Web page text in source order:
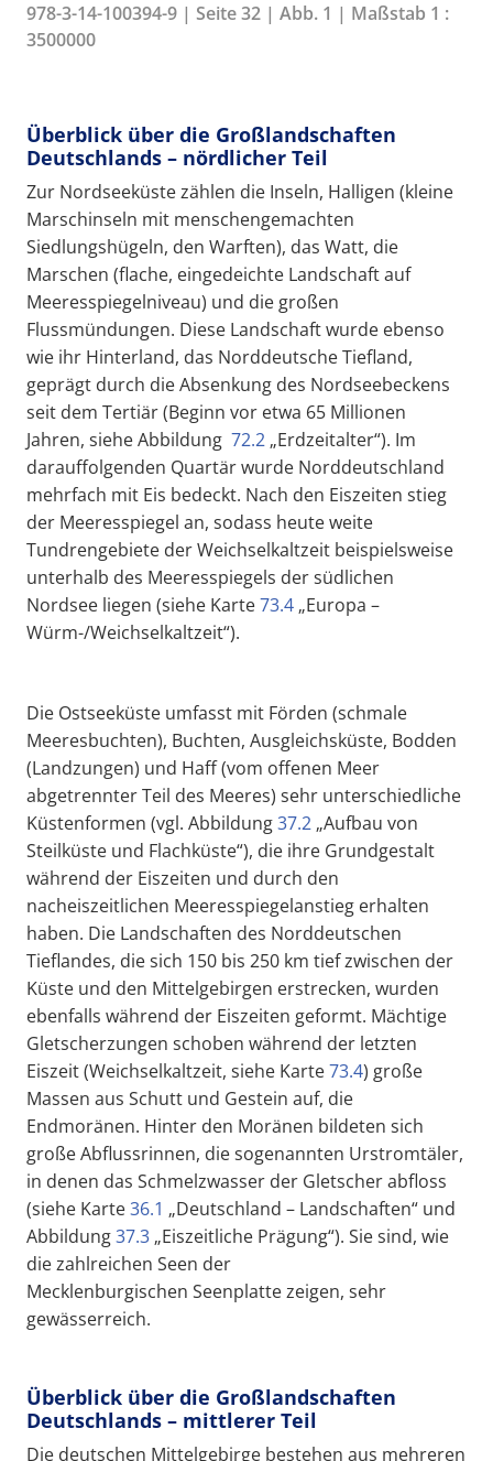
978-3-14-100394-9 | Seite 32 | Abb. 1 | Maßstab 1 :
3500000
Überblick über die Großlandschaften
Deutschlands – nördlicher Teil
Zur Nordseeküste zählen die Inseln, Halligen (kleine
Marschinseln mit menschengemachten
Siedlungshügeln, den Warften), das Watt, die
Marschen (flache, eingedeichte Landschaft auf
Meeresspiegelniveau) und die großen
Flussmündungen. Diese Landschaft wurde ebenso
wie ihr Hinterland, das Norddeutsche Tiefland,
geprägt durch die Absenkung des Nordseebeckens
seit dem Tertiär (Beginn vor etwa 65 Millionen
Jahren, siehe Abbildung 72.2 „Erdzeitalter“). Im
darauffolgenden Quartär wurde Norddeutschland
mehrfach mit Eis bedeckt. Nach den Eiszeiten stieg
der Meeresspiegel an, sodass heute weite
Tundrengebiete der Weichselkaltzeit beispielsweise
unterhalb des Meeresspiegels der südlichen
Nordsee liegen (siehe Karte73.4 „Europa –
Würm-/Weichselkaltzeit“).
Die Ostseeküste umfasst mit Förden (schmale
Meeresbuchten), Buchten, Ausgleichsküste, Bodden
(Landzungen) und Haff (vom offenen Meer
abgetrennter Teil des Meeres) sehr unterschiedliche
Küstenformen (vgl. Abbildung37.2 „Aufbau von
Steilküste und Flachküste“), die ihre Grundgestalt
während der Eiszeiten und durch den
nacheiszeitlichen Meeresspiegelanstieg erhalten
haben. Die Landschaften des Norddeutschen
Tieflandes, die sich 150 bis 250 km tief zwischen der
Küste und den Mittelgebirgen erstrecken, wurden
ebenfalls während der Eiszeiten geformt. Mächtige
Gletscherzungen schoben während der letzten
Eiszeit (Weichselkaltzeit, siehe Karte73.4) große
Massen aus Schutt und Gestein auf, die
Endmoränen. Hinter den Moränen bildeten sich
große Abflussrinnen, die sogenannten Urstromtäler,
in denen das Schmelzwasser der Gletscher abfloss
(siehe Karte36.1 „Deutschland – Landschaften“ und
Abbildung37.3 „Eiszeitliche Prägung“). Sie sind, wie
die zahlreichen Seen der
Mecklenburgischen Seenplatte zeigen, sehr
gewässerreich.
Überblick über die Großlandschaften
Deutschlands – mittlerer Teil
Die deutschen Mittelgebirge bestehen aus mehreren